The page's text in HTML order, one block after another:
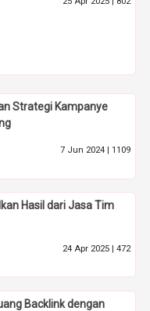
Strategi Kampanye
7 Jun 2024 | 1109
Hasil dari Jasa Tim
24 Apr 2025 | 472
Backlink dengan